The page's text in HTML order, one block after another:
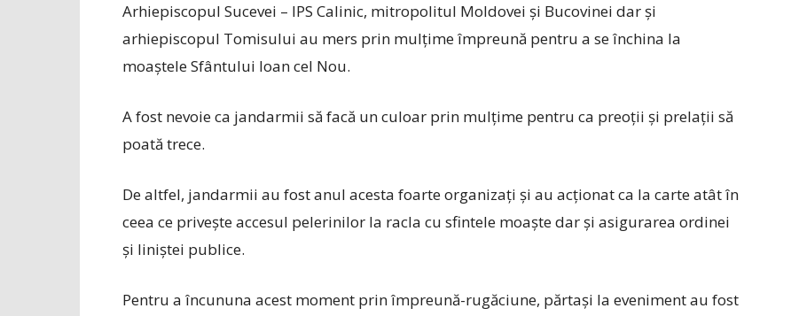
Arhiepiscopul Sucevei – IPS Calinic, mitropolitul Moldovei și Bucovinei dar și
arhiepiscopul Tomisului au mers prin mulțime împreună pentru a se închina la
moaștele Sfântului Ioan cel Nou.
A fost nevoie ca jandarmii să facă un culoar prin mulțime pentru ca preoții și prelații să
poată trece.
De altfel, jandarmii au fost anul acesta foarte organizați și au acționat ca la carte atât în
ceea ce privește accesul pelerinilor la racla cu sfintele moaște dar și asigurarea ordinei
și liniștei publice.
Pentru a încununa acest moment prin împreună-rugăciune, părtași la eveniment au fost